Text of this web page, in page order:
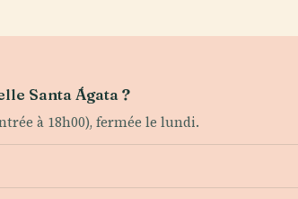
Santa Ágata ?
à 18h00), fermée le lundi.